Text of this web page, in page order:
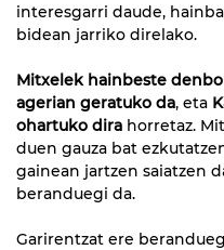
interesgarri daude,
bidean jarriko direlako.
Mitxelek hainbeste
agerian geratuko da, eta
ohartuko dira horretaz.
duen gauza bat
gainean jartzen saiatzen
beranduegi da.
Garirentzat ere